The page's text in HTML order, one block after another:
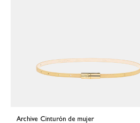
Archive Cinturón de mujer